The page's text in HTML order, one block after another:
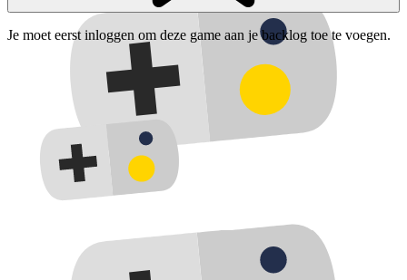
Je moet eerst inloggen om deze game aan je backlog toe te voegen.